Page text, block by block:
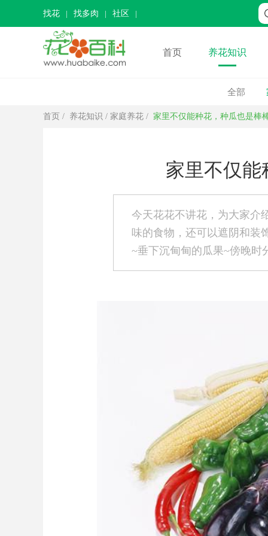
找花 找多肉 社区
首页 养花知识
全部
首页 / 养花知识 / 家庭养花 / 家里不仅能种花，种瓜也是棒
家里不仅能
今天花花不讲花，为大家介
味的食物，还可以遮阴和装
~垂下沉甸甸的瓜果~傍晚时